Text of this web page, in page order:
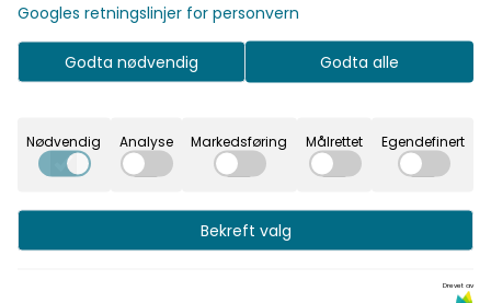
Googles retningslinjer for personvern
Godta nødvendig Godta alle
Nødvendig Analyse Markedsføring Målrettet Egendefinert
Bekreft valg
Drevet av